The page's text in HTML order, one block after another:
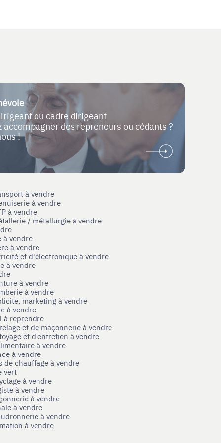
ou cadre dirigeant
accompagner des repreneurs ou cédants ?
!
à vendre
à vendre
à vendre
/ métallurgie à vendre
à vendre
à vendre
et d'électronique à vendre
à vendre
à vendre
à vendre
marketing à vendre
à vendre
à reprendre
et de maçonnerie à vendre
et d’entretien à vendre
à vendre
à vendre
de chauffage à vendre
vert
à vendre
à vendre
à vendre
à vendre
à vendre
à vendre